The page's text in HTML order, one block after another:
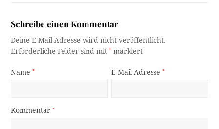
Schreibe einen Kommentar
Deine E-Mail-Adresse wird nicht veröffentlicht.
Erforderliche Felder sind mit* markiert
Name* E-Mail-Adresse*
Kommentar*